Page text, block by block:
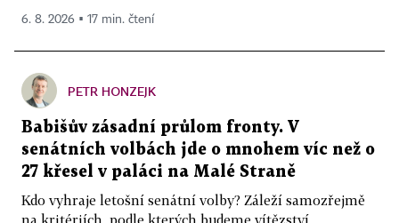
6. 8. 2026 ▪ 17 min. čtení
PETR HONZEJK
Babišův zásadní průlom fronty. V
senátních volbách jde o mnohem víc než o
27 křesel v paláci na Malé Straně
Kdo vyhraje letošní senátní volby? Záleží samozřejmě
na kritériích, podle kterých budeme vítězství